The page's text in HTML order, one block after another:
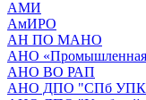
АМИ
АмИРО
АН ПО МАНО
АНО «Промышленная
АНО ВО РАП
АНО ДПО "СПб